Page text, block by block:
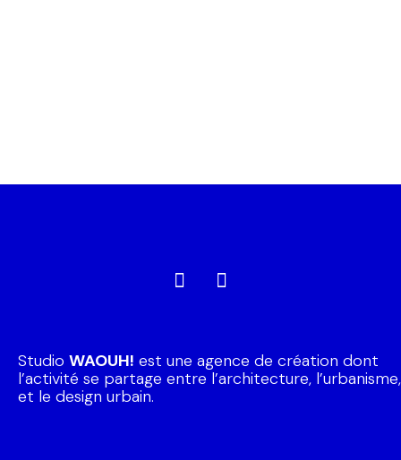
Studio WAOUH! est une agence de création dont
l’activité se partage entre l’architecture, l’urbanisme,
et le design urbain.